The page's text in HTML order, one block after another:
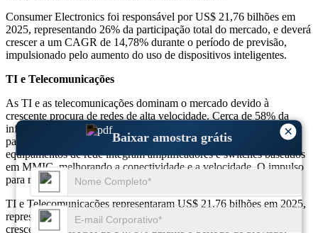
×
Baixar amostra grátis
Consumer Electronics foi responsável por US$ 21,76 bilhões em
2025, representando 26% da participação total do mercado, e deverá
crescer a um CAGR de 14,78% durante o período de previsão,
impulsionado pelo aumento do uso de dispositivos inteligentes.
TI e Telecomunicações
As TI e as telecomunicações dominam o mercado devido à
crescente procura de redes de alta velocidade. Cerca de 58% da
infraestrutura de telecomunicações depende da tecnologia MMIC
para uma transmissão eficiente de dados. Quase 55% dos
equipamentos de rede integram amplificadores e switches baseados
em MMIC, melhorando a conectividade e a velocidade. O impulso
para redes 5G apoia uma forte adoção.
TI e Telecomunicações representaram US$ 21,76 bilhões em 2025,
representando 34% da participação total do mercado, e deverá
crescer a um CAGR de 14,78% durante o período de previsão,